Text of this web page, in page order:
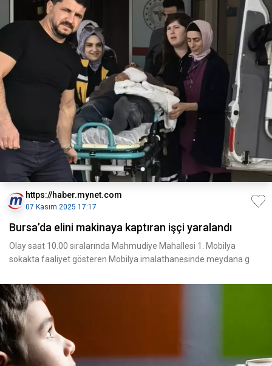
https://haber.mynet.com
07 Kasım 2025 17:17
Bursa’da elini makinaya kaptıran işçi yaralandı
Olay saat 10.00 sıralarında Mahmudiye Mahallesi 1. Mobilya
sokakta faaliyet gösteren Mobilya imalathanesinde meydana g